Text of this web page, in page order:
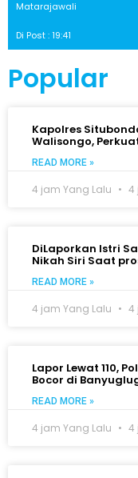
Matarajawali
Di Post : 19:41
Popular
Kapolres
Walisongo,
READ MORE »
4 jam Yang Lalu 4
DiLaporkan Istri
Nikah Siri Saat
READ MORE »
4 jam Yang Lalu 4
Lapor Lewat 110,
Bocor di
READ MORE »
4 jam Yang Lalu 4